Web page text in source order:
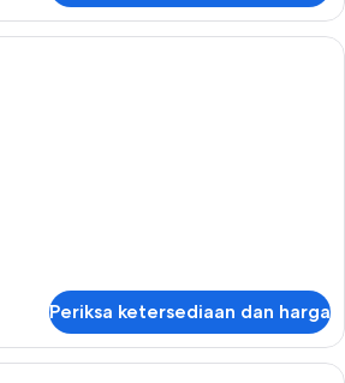
Suite, 1 kamar tidur | Seprai katun
Periksa ketersediaan dan harga
Kamar Keluarga | Seprai katun